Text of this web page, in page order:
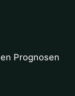
Prognosen